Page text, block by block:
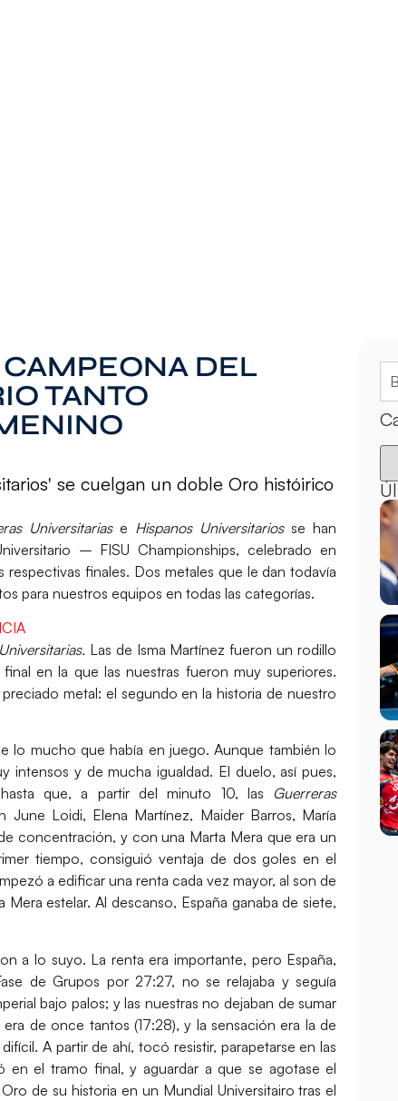
DEL
TANTO
se cuelgan un doble Oro históirico
Universitariase Hispanos Universitariosse han
– FISU Championships,celebrado en
respectivas finales. Dos metales que le dan todavía
para nuestros equipos en todas las categorías.
Las de Isma Martínez fueron un rodillo
en la que las nuestras fueron muy superiores.
metal: el segundo en la historia de nuestro
lo mucho que había en juego. Aunque también lo
intensos y de mucha igualdad. El duelo, así pues,
que, a partir del minuto 10, las
Guerreras
June Loidi, Elena Martínez, Maider Barros, María
concentración, y con una Marta Mera que era un
tiempo, consiguió ventaja de dos goles en el
a edificar una renta cada vez mayor, al son de
Meraestelar. Al descanso, España ganaba de siete,
a lo suyo. La renta era importante, pero España,
de Grupos por 27:27, no se relajaba y seguía
bajo palos; y las nuestras no dejaban de sumar
de once tantos (17:28), y la sensación era la de
A partir de ahí, tocó resistir, parapetarse en las
en el tramo final, y aguardar a que se agotase el
Orode su historia en un Mundial Universitairo tras el